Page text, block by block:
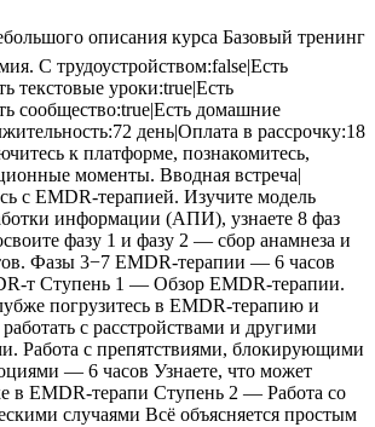
описания курса Базовый тренинг
С трудоустройством:false|Есть
текстовые уроки:true|Есть
сообщество:true|Есть домашние
день|Оплата в рассрочку:18
к платформе, познакомитесь,
моменты. Вводная встреча|
с EMDR-терапией. Изучите модель
информации (АПИ), узнаете 8 фаз
фазу 1 и фазу 2 — сбор анамнеза и
Фазы 3−7 EMDR-терапии — 6 часов
т Ступень 1 — Обзор EMDR-терапии.
погрузитесь в EMDR-терапию и
с расстройствами и другими
Работа с препятствиями, блокирующими
— 6 часов Узнаете, что может
в EMDR-терапи Ступень 2 — Работа со
случаями Всё объясняется простым